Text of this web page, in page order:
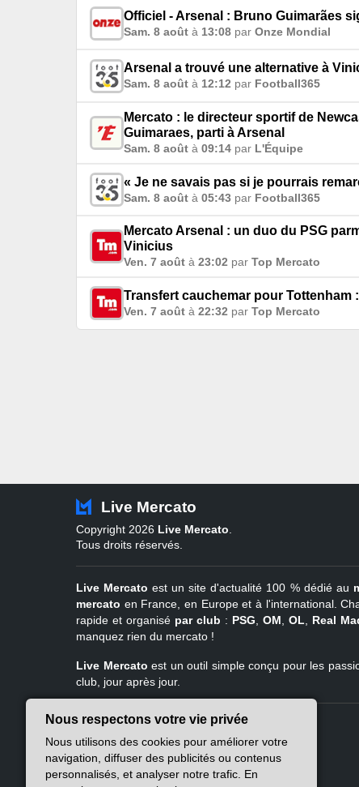
Officiel - Arsenal : Bruno Guimarães
Sam. 8 août à 13:08 par Onze Mondial
Arsenal a trouvé une alternative à
Sam. 8 août à 12:12 par Football365
Mercato : le directeur sportif de
Guimaraes, parti à Arsenal
Sam. 8 août à 09:14 par L'Équipe
« Je ne savais pas si je pourrais
Sam. 8 août à 05:43 par Football365
Mercato Arsenal : un duo du PSG
Vinicius
Ven. 7 août à 23:02 par Top Mercato
Transfert cauchemar pour Tottenham
Ven. 7 août à 22:32 par Top Mercato
Live Mercato
Copyright 2026 Live Mercato.
Tous droits réservés.
Live Mercato est un site d'actualité 100 % dédié au
mercato en France, en Europe et à l'international.
rapide et organisé par club : PSG OM OL Real
manquez rien du mercato !
Live Mercato est un outil simple conçu pour les
club, jour après jour.
Live Mercato
A propos
Nous contacter
Mentions légales
Ligue 1
PSG
Marseille
Lyon
Nous respectons votre vie privée
Nous utilisons des cookies pour améliorer votre
navigation, diffuser des publicités ou contenus
personnalisés, et analyser notre trafic. En